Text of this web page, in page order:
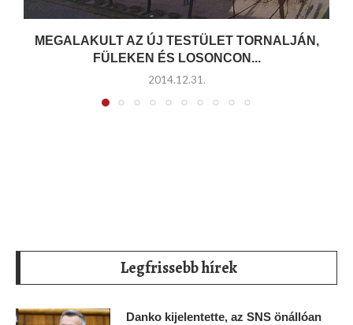
MEGALAKULT AZ ÚJ TESTÜLET TORNALJÁN,
FÜLEKEN ÉS LOSONCON...
2014.12.31.
Legfrissebb hírek
Danko kijelentette, az SNS önállóan